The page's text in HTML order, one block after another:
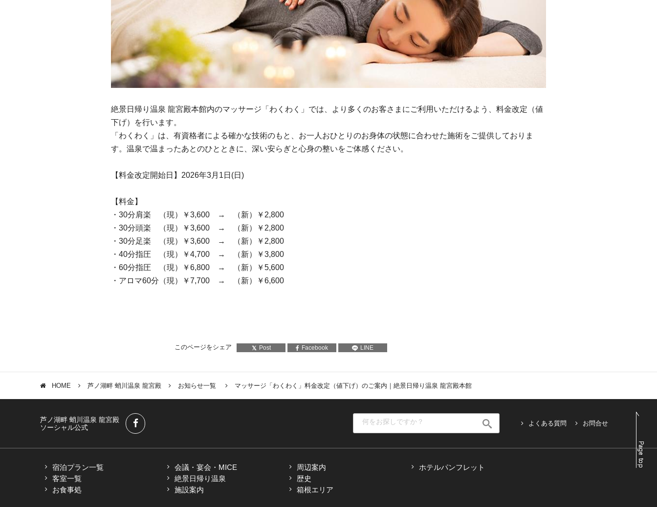
絶景日帰り温泉 龍宮殿本館内のマッサージ「わくわく」では、より多くのお客さまにご利用いただけるよう、料金改定（値
下げ）を行います。
「わくわく」は、有資格者による確かな技術のもと、お一人おひとりのお身体の状態に合わせた施術をご提供しておりま
す。温泉で温まったあとのひとときに、深い安らぎと心身の整いをご体感ください。
【料金改定開始日】2026年3月1日(日)
【料金】
・30分肩楽 （現）￥3,600 → （新）￥2,800
・30分頭楽 （現）￥3,600 → （新）￥2,800
・30分足楽 （現）￥3,600 → （新）￥2,800
・40分指圧 （現）￥4,700 → （新）￥3,800
・60分指圧 （現）￥6,800 → （新）￥5,600
・アロマ60分（現）￥7,700 → （新）￥6,600
このページをシェア Post Facebook LINE
HOME 芦ノ湖畔 蛸川温泉 龍宮殿 お知らせ一覧 マッサージ「わくわく」料金改定（値下げ）のご案内｜絶景日帰り温泉 龍宮殿本館
芦ノ湖畔 蛸川温泉 龍宮殿
ソーシャル公式
よくある質問 お問合せ
宿泊プラン一覧
客室一覧
お食事処
会議・宴会・MICE
絶景日帰り温泉
施設案内
周辺案内
歴史
箱根エリア
ホテルパンフレット